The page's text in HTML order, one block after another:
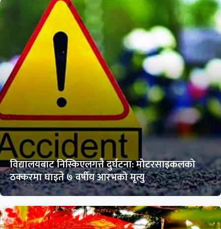
विद्यालयबाट निस्किएलगत्तै दुर्घटना: मोटरसाइकलको
ठक्करमा घाइते ७ वर्षीय आरभको मृत्यु